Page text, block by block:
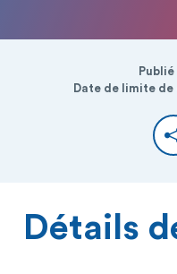
Date de limite de
Détails